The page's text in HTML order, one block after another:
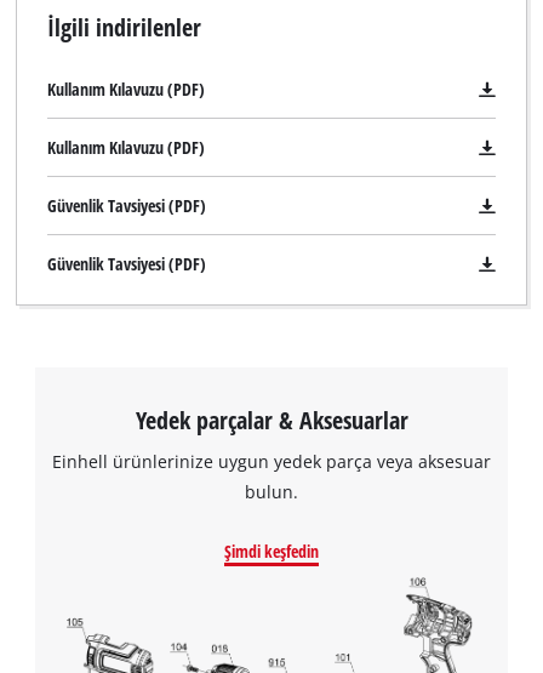
İlgili indirilenler
Kullanım Kılavuzu (PDF)
Kullanım Kılavuzu (PDF)
Güvenlik Tavsiyesi (PDF)
Güvenlik Tavsiyesi (PDF)
Yedek parçalar & Aksesuarlar
Einhell ürünlerinize uygun yedek parça veya aksesuar
bulun.
Şimdi keşfedin